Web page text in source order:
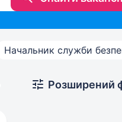
Начальник служби
Розширений